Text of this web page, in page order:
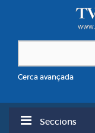
Cerca avançada
Seccions